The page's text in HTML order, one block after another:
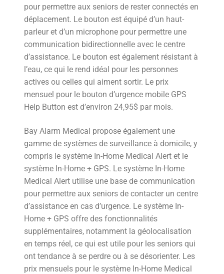
pour permettre aux seniors de rester connectés en
déplacement. Le bouton est équipé d’un haut-
parleur et d’un microphone pour permettre une
communication bidirectionnelle avec le centre
d’assistance. Le bouton est également résistant à
l’eau, ce qui le rend idéal pour les personnes
actives ou celles qui aiment sortir. Le prix
mensuel pour le bouton d’urgence mobile GPS
Help Button est d’environ 24,95$ par mois.
Bay Alarm Medical propose également une
gamme de systèmes de surveillance à domicile, y
compris le système In-Home Medical Alert et le
système In-Home + GPS. Le système In-Home
Medical Alert utilise une base de communication
pour permettre aux seniors de contacter un centre
d’assistance en cas d’urgence. Le système In-
Home + GPS offre des fonctionnalités
supplémentaires, notamment la géolocalisation
en temps réel, ce qui est utile pour les seniors qui
ont tendance à se perdre ou à se désorienter. Les
prix mensuels pour le système In-Home Medical